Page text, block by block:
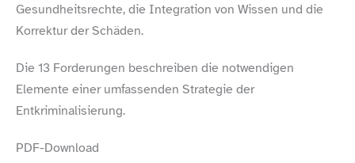
Gesundheitsrechte, die Integration von Wissen und die
Korrektur der Schäden.
Die 13 Forderungen beschreiben die notwendigen
Elemente einer umfassenden Strategie der
Entkriminalisierung.
PDF-​Download